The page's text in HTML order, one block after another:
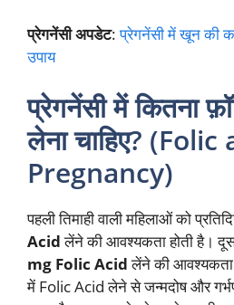
प्रेगनेंसी अपडेट:प्रेगनेंसी में खून की
उपाय
प्रेगनेंसी में कितना
लेना चाहिए?
Pregnancy)
पहली तिमाही वाली महिलाओं को
Acidलेंने की आवश्यकता होती है।
mg Folic Acidलेंने की आवश्यकता
में Folic Acid लेने से जन्मदोष और